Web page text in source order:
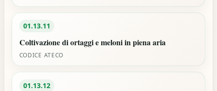
01.13.11
Coltivazione di ortaggi e meloni in piena aria
CODICE ATECO
01.13.12